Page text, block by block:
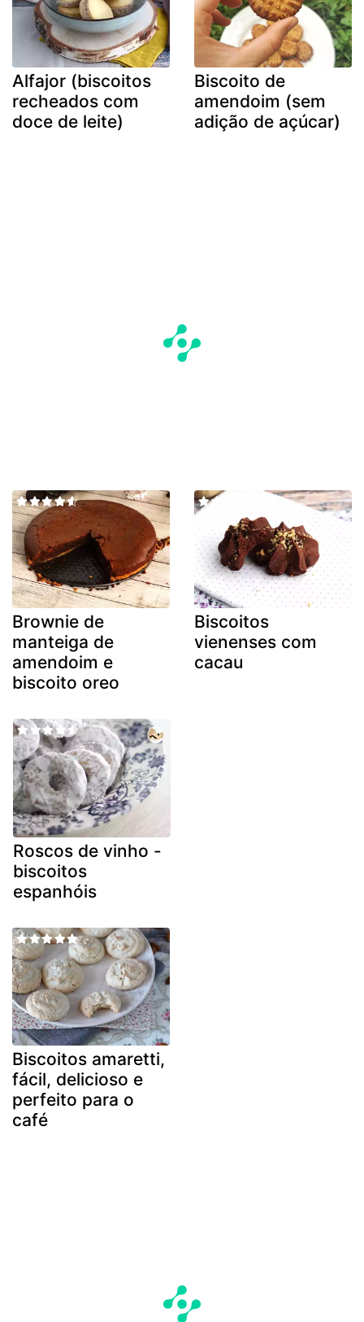
Alfajor (biscoitos
recheados com
doce de leite)
Biscoito de
amendoim (sem
adição de açúcar)
Brownie de
manteiga de
amendoim e
biscoito oreo
Biscoitos
vienenses com
cacau
Roscos de vinho -
biscoitos
espanhóis
Biscoitos amaretti,
fácil, delicioso e
perfeito para o
café